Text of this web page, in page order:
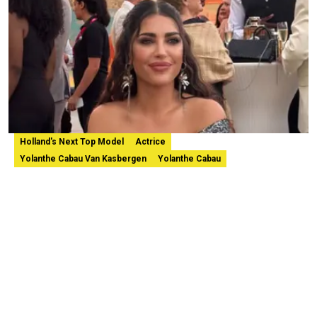
Holland's Next Top Model
Actrice
Yolanthe Cabau Van Kasbergen
Yolanthe Cabau